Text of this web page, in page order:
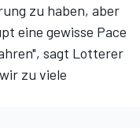
zu haben, aber
eine gewisse Pace
sagt Lotterer
zu viele